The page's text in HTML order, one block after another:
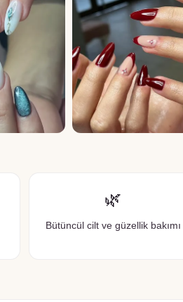
🌿
Bütüncül cilt ve güzellik bakımı